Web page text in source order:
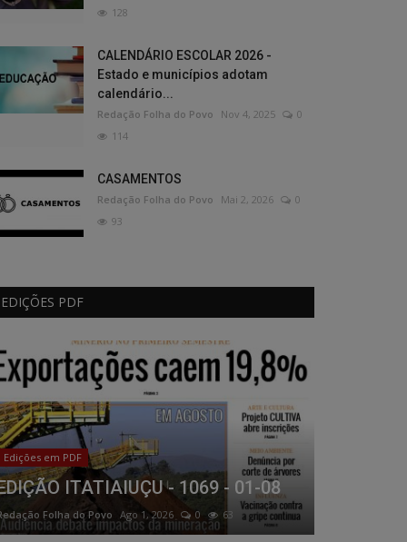
128
CALENDÁRIO ESCOLAR 2026 -
Estado e municípios adotam
calendário...
Redação Folha do Povo Nov 4, 2025
0
114
CASAMENTOS
Redação Folha do Povo Mai 2, 2026
0
93
EDIÇÕES PDF
Edições em PDF
ITATIAIUÇU - 1069 - 01-08
Folha do Povo Ago 1, 2026 0 63